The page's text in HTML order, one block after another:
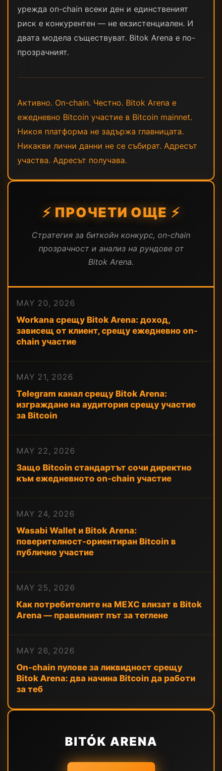
урежда on-chain всеки ден и единственият
риск е конкурентен — не екзистенциален. И
двата модела съществуват. Bitok Arena е по-
прозрачният.
Активно. On-chain. Честно. Bitok Arena е
ежедневно Bitcoin участие в Bitcoin mainnet.
Никоя платформа не задържа главницата.
Никакви лични данни не се събират. Адресът
участва. Адресът получава.
⚡ ПРОЧЕТИ ОЩЕ ⚡
Стратегия за биткойн конкурс, on-chain
прозрачност и анализ на рундове от
Bitok Arena.
MAY 20, 2026
Workana срещу Bitok Arena: доход,
зависещ от клиент, срещу ежедневно on-
chain участие
MAY 21, 2026
Telegram канал срещу Bitok Arena:
изграждане на аудитория срещу участие
за Bitcoin
MAY 22, 2026
Защо Bitcoin стандартът сочи директно
към ежедневното on-chain участие
MAY 24, 2026
Wasabi Wallet и Bitok Arena:
поверителност-ориентиран Bitcoin в
публично участие
MAY 25, 2026
Как потребителите на MEXC влизат в Bitok
Arena — правилният път за теглене
MAY 26, 2026
On-chain пулове за ликвидност срещу
Bitok Arena: два начина Bitcoin да работи
за теб
BITÓK ARENA